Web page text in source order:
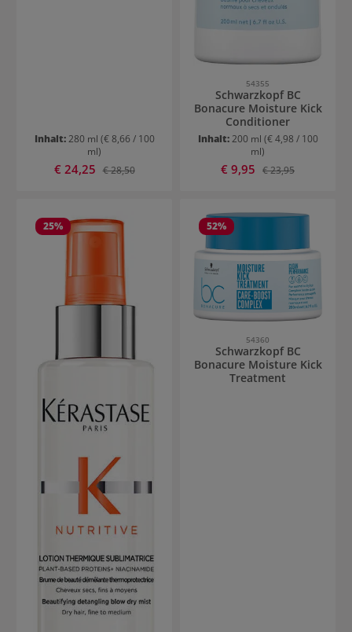
Inhalt:280 ml (€ 8,66 / 100
ml)
Verkaufspreis:
€ 24,25 Regulärer Preis:
€ 28,50
54355
Schwarzkopf BC
Bonacure Moisture Kick
Conditioner
Inhalt:200 ml (€ 4,98 / 100
ml)
Verkaufspreis:
€ 9,95 Regulärer Preis:
€ 23,95
25% 52%
54360
Schwarzkopf BC
Bonacure Moisture Kick
Treatment